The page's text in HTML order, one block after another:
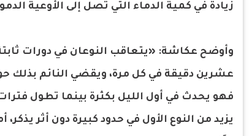
زيادة في كمية الدماء التي تصل إلى الأوعية
وأوضح عكاشة: «يتعاقب النوعان في دورات
عشرين دقيقة في كل مرة، ويقضي النائم بذلك حوالي 25% من
فهو يحدث في أول الليل بكثرة بينما تطول
يزيد من النوع الأول في حدود كبيرة دون أثر